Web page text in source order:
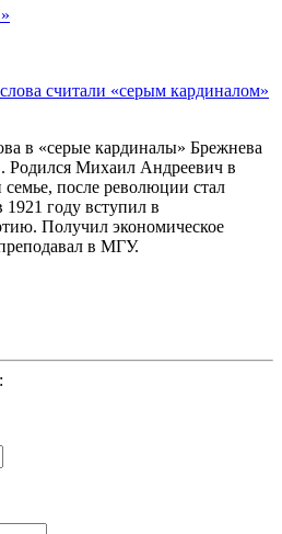
считали «серым кардиналом»
в «серые кардиналы» Брежнева
Родился Михаил Андреевич в
семье, после революции стал
году вступил в
Получил экономическое
в МГУ.